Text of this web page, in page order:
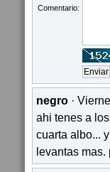
Comentario:
negro ·
ahi tenes a
cuarta albo...
levantas mas.